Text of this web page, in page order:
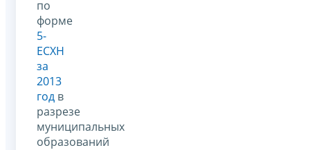
по
форме
5-
ЕСХН
за
2013
год в
разрезе
муниципальных
образований